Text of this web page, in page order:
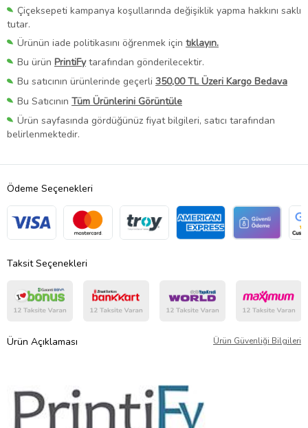
Çiçeksepeti kampanya koşullarında değişiklik yapma hakkını saklı
tutar.
Ürünün iade politikasını öğrenmek için tıklayın.
Bu ürün PrintiFytarafından gönderilecektir.
Bu satıcının ürünlerinde geçerli 350,00 TL Üzeri Kargo Bedava
Bu Satıcının Tüm Ürünlerini Görüntüle
Ürün sayfasında gördüğünüz fiyat bilgileri, satıcı tarafından
belirlenmektedir.
Ödeme Seçenekleri
Taksit Seçenekleri
Ürün Açıklaması Ürün Güvenliği Bilgileri